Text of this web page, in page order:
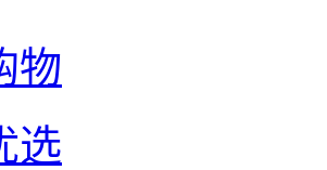
物
选